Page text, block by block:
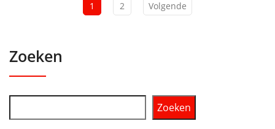
1 2 Volgende
Zoeken
Zoeken